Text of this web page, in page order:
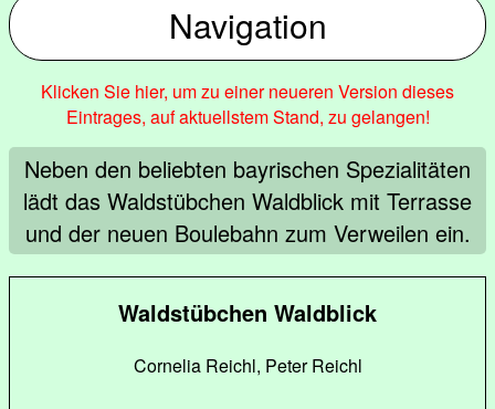
Navigation
Klicken Sie hier, um zu einer neueren Version dieses
Eintrages, auf aktuellstem Stand, zu gelangen!
Neben den beliebten bayrischen Spezialitäten
lädt das Waldstübchen Waldblick mit Terrasse
und der neuen Boulebahn zum Verweilen ein.
Waldstübchen Waldblick
Cornelia Reichl, Peter Reichl